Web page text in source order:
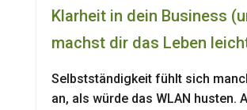
Klarheit in dein Business
machst dir das Leben
Selbstständigkeit fühlt sich
an, als würde das WLAN husten.